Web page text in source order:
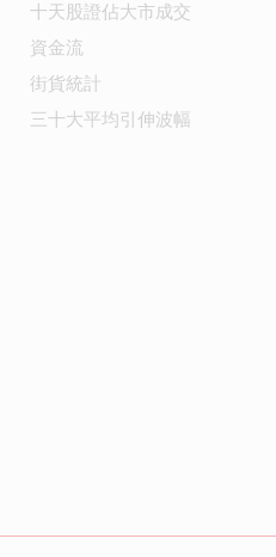
十天股證佔大市成交
資金流
街貨統計
三十大平均引伸波幅